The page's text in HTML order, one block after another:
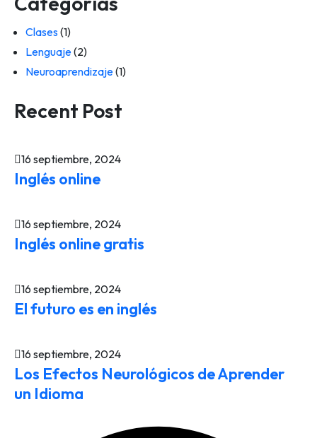
Clases(1)
Lenguaje(2)
Neuroaprendizaje(1)
Recent Post
16 septiembre, 2024
Inglés online
16 septiembre, 2024
Inglés online gratis
16 septiembre, 2024
El futuro es en inglés
16 septiembre, 2024
Los Efectos Neurológicos de Aprender
un Idioma